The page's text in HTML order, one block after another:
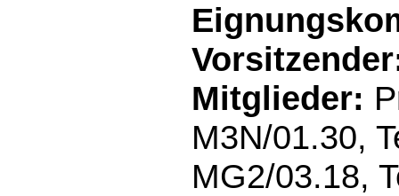
Mitglieder:
M3N/01.30,
MG2/03.18,